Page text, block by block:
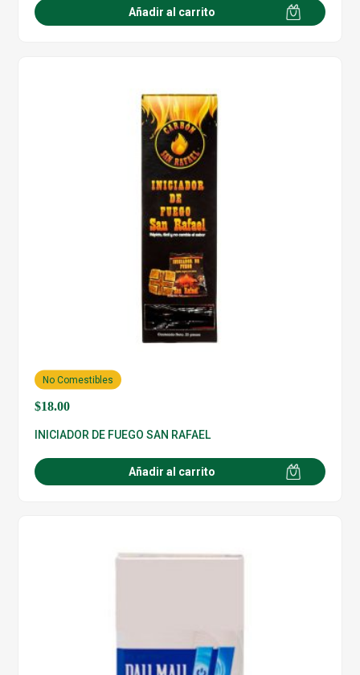
Añadir al carrito
$18.00
No Comestibles
INICIADOR DE FUEGO SAN RAFAEL
Añadir al carrito